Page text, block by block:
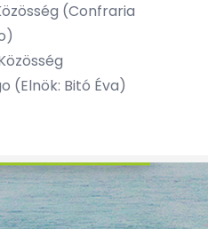
(Confraria
(Elnök: Bitó Éva)